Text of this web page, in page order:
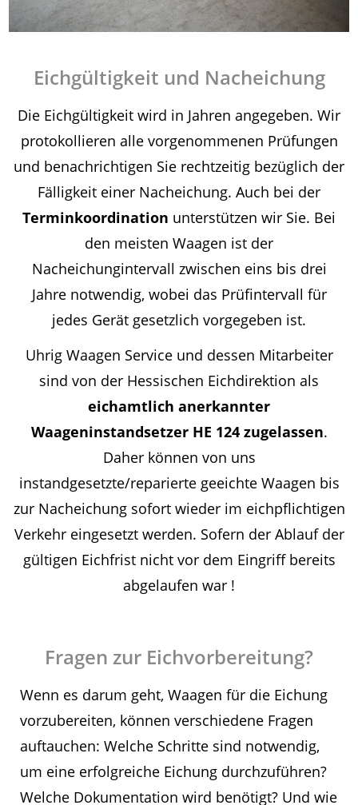
Eichgültigkeit und Nacheichung
Die Eichgültigkeit wird in Jahren angegeben. Wir
protokollieren alle vorgenommenen Prüfungen
und benachrichtigen Sie rechtzeitig bezüglich der
Fälligkeit einer Nacheichung. Auch bei der
Terminkoordination unterstützen wir Sie. Bei
den meisten Waagen ist der
Nacheichungintervall zwischen eins bis drei
Jahre notwendig, wobei das Prüfintervall für
jedes Gerät gesetzlich vorgegeben ist.
Uhrig Waagen Service und dessen Mitarbeiter
sind von der Hessischen Eichdirektion als
eichamtlich anerkannter
Waageninstandsetzer HE 124 zugelassen.
Daher können von uns
instandgesetzte/reparierte geeichte Waagen bis
zur Nacheichung sofort wieder im eichpflichtigen
Verkehr eingesetzt werden. Sofern der Ablauf der
gültigen Eichfrist nicht vor dem Eingriff bereits
abgelaufen war !
Fragen zur Eichvorbereitung?
Wenn es darum geht, Waagen für die Eichung
vorzubereiten, können verschiedene Fragen
auftauchen: Welche Schritte sind notwendig,
um eine erfolgreiche Eichung durchzuführen?
Welche Dokumentation wird benötigt? Und wie